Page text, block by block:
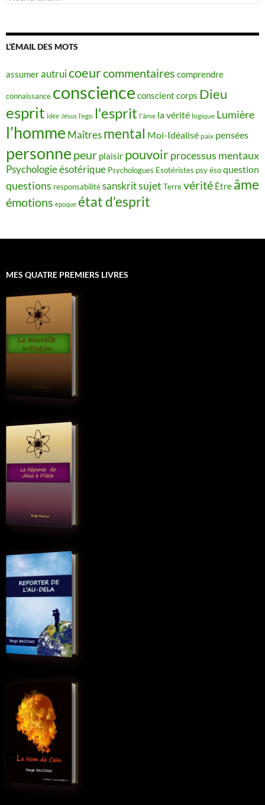
L’ÉMAIL DES MOTS
assumerautruicoeurcommentaires comprendre
connaissance conscience conscient corps Dieu
esprit idée Jésus l'ego l'esprit l'âme la vérité logique Lumière
l’homme Maîtres mental Moi-Idéalisé paix pensées
personne peur plaisir pouvoirprocessus mentaux
Psychologie ésotérique Psychologues Esotéristes psy ésoquestion
questions responsabilitésanskritsujet Terrevérité Être âme
émotions époque état d'esprit
MES QUATRE PREMIERS LIVRES